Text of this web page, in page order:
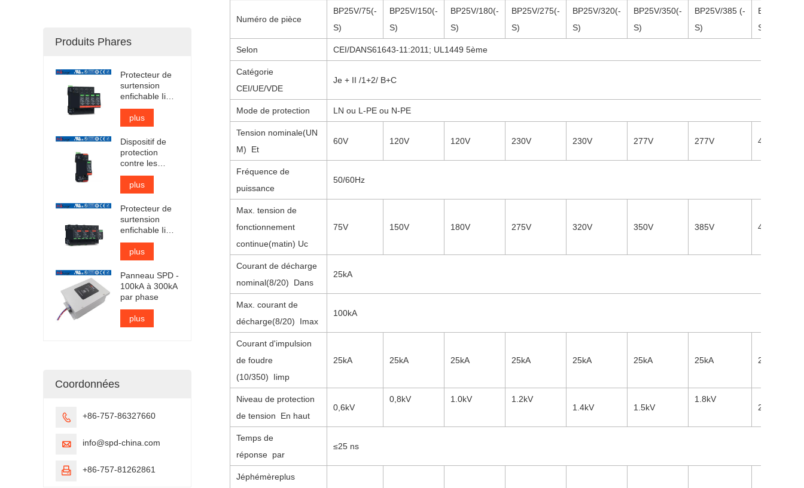
Numéro de pièce
BP25V/75(-
S)
BP25V/150(-
S)
BP25V/180(-
S)
BP25V/275(-
S)
BP25V/320(-
S)
BP25V/350(-
S)
BP25V/385 (-
S)
BP25V/
S)
Selon CEI/DANS61643-11:2011; UL1449 5ème
Catégorie
CEI/UE/VDE
Je + II /1+2/ B+C
Mode de protection LN ou L-PE ou N-PE
Tension nominale(UN
M) Et
60V 120V 120V 230V 230V 277V 277V 400V
Fréquence de
puissance
50/60Hz
Max. tension de
fonctionnement
continue(matin) Uc
75V 150V 180V 275V 320V 350V 385V 440V
Courant de décharge
nominal(8/20)
Dans
25kA
Max. courant de
décharge(8/20)
Imax
100kA
Courant d'impulsion
de foudre
(10/350)
Iimp
25kA 25kA 25kA 25kA 25kA 25kA 25kA 22kA
Niveau de protection
de tension
En haut
0,6kV
0,8kV 1.0kV 1.2kV
1.4kV 1.5kV
1.8kV
2.0
Temps de
réponse par
≤25 ns
Jéphémèreplus
Produits Phares
Protecteur de
surtension
enfichable Iimp
12,5 kA certifié
TUVplus
Dispositif de
protection
contre les
surtensions CA
de type 1 + 2
certifié TUV
plus
Protecteur de
surtension
enfichable Iimp
25kA certifié
TUVplus
Panneau SPD -
100kA à 300kA
par phase
plus
Coordonnées
 +86-757-86327660
 info@spd-china.com
 +86-757-81262861